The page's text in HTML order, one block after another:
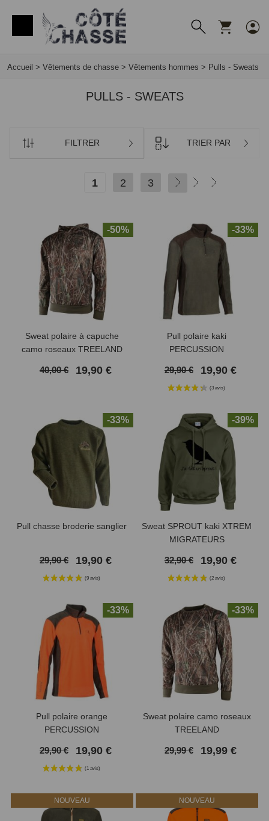
Accueil > Vêtements de chasse > Vêtements hommes > Pulls - Sweats
PULLS - SWEATS
FILTRER TRIER PAR
1 2 3 SUIVANT
-50%
Sweat polaire à capuche
camo roseaux TREELAND
40,00 € 19,90 €
-33%
Pull polaire kaki
PERCUSSION
29,90 € 19,90 €
-33%
Pull chasse broderie sanglier
29,90 € 19,90 €
-39%
Sweat SPROUT kaki XTREM
MIGRATEURS
32,90 € 19,90 €
-33%
Pull polaire orange
PERCUSSION
29,90 € 19,90 €
-33%
Sweat polaire camo roseaux
TREELAND
29,99 € 19,99 €
NOUVEAU NOUVEAU